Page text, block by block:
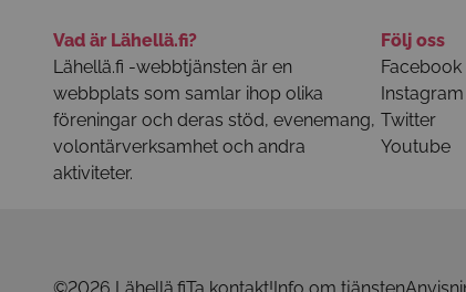
Vad är Lähellä.fi?
Lähellä.fi -webbtjänsten är en
webbplats som samlar ihop olika
föreningar och deras stöd, evenemang,
volontärverksamhet och andra
aktiviteter.
Följ oss
Facebook
Instagram
Twitter
Youtube
©2026 Lähellä.fiTa kontakt!Info om tjänsten